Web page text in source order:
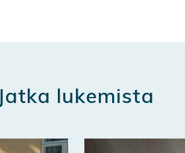
Jatka lukemista